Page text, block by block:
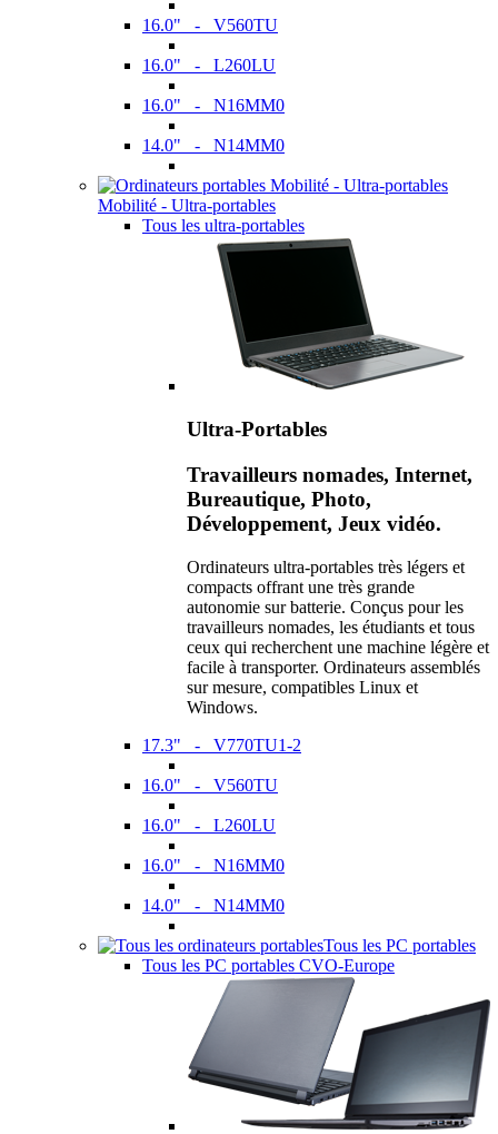
16.0" - V560TU
16.0" - L260LU
16.0" - N16MM0
14.0" - N14MM0
Mobilité - Ultra-portables
Tous les ultra-portables
Ultra-Portables
Travailleurs nomades, Internet,
Bureautique, Photo,
Développement, Jeux vidéo.
Ordinateurs ultra-portables très légers et
compacts offrant une très grande
autonomie sur batterie. Conçus pour les
travailleurs nomades, les étudiants et tous
ceux qui recherchent une machine légère et
facile à transporter. Ordinateurs assemblés
sur mesure, compatibles Linux et
Windows.
17.3" - V770TU1-2
16.0" - V560TU
16.0" - L260LU
16.0" - N16MM0
14.0" - N14MM0
Tous les PC portables
Tous les PC portables CVO-Europe